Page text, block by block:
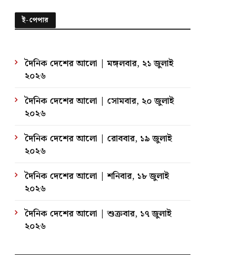
ই-পেপার
দৈনিক দেশের আলো | মঙ্গলবার, ২১ জুলাই
২০২৬
দৈনিক দেশের আলো | সোমবার, ২০ জুলাই
২০২৬
দৈনিক দেশের আলো | রোববার, ১৯ জুলাই
২০২৬
দৈনিক দেশের আলো | শনিবার, ১৮ জুলাই
২০২৬
দৈনিক দেশের আলো | শুক্রবার, ১৭ জুলাই
২০২৬